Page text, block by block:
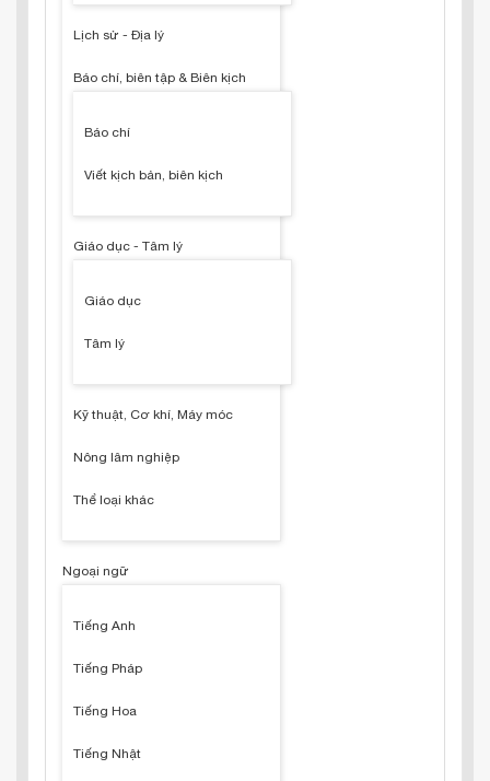
Lịch sử - Địa lý
Báo chí, biên tập & Biên kịch
Báo chí
Viết kịch bản, biên kịch
Giáo dục - Tâm lý
Giáo dục
Tâm lý
Kỹ thuật, Cơ khí, Máy móc
Nông lâm nghiệp
Thể loại khác
Ngoại ngữ
Tiếng Anh
Tiếng Pháp
Tiếng Hoa
Tiếng Nhật